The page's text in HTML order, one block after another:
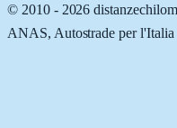
© 2010 - 2026
ANAS, Autostrade per